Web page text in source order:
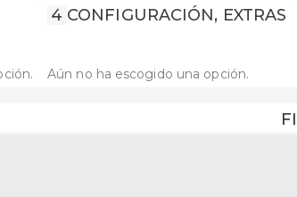
4 CONFIGURACIÓN, EXTRAS
Aún no ha escogido una opción.